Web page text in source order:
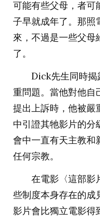
可能有些父母，者可
子早就成年了。那照
來，不過是一些父母
了。
Dick先生同時
重問題。當他對他自
提出上訴時，他被嚴
中引證其牠影片的分
會中一直有天主教和
任何宗教。
在電影〈這部影
些制度本身存在的成
影片會比獨立電影得